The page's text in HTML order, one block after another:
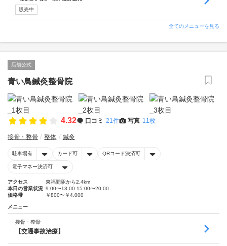
販売中
全てのメニューを見る
店舗公式
青い鳥鍼灸整骨院
4.32 口コミ 21件 写真 11枚
接骨・整骨 整体 鍼灸
駐車場有 カード可 QRコード決済可
電子マネー決済可
アクセス
東福間駅から2.4km
本日の営業状況 9:00〜13:00 15:00〜20:00
価格帯
￥800〜￥4,000
メニュー
接骨・整骨
【交通事故治療】